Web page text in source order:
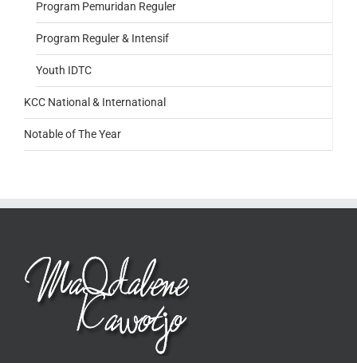
Program Pemuridan Reguler
Program Reguler & Intensif
Youth IDTC
KCC National & International
Notable of The Year